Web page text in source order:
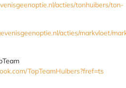
acties/tonhuibers/ton-
acties/markvloet/
TopTeamHuibers?fref=ts